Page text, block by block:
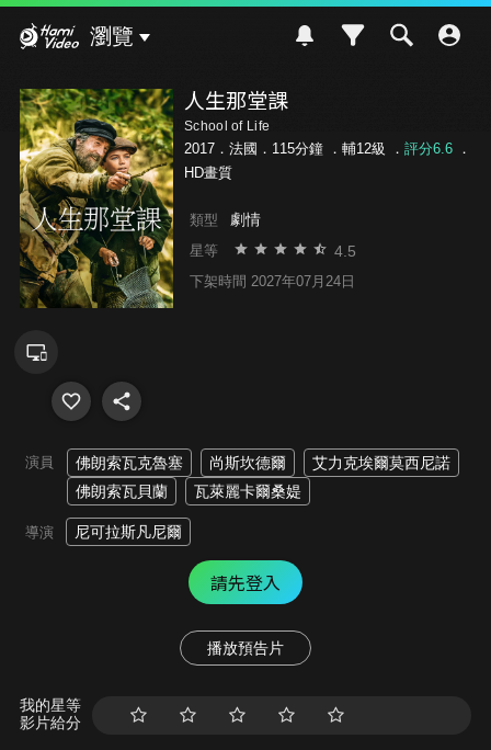
瀏覽
人生那堂課
School of Life
2017．法國．115分鐘 ． 輔12級 ． 評分6.6．
HD畫質
類型 劇情
星等 4.5
下架時間 2027年07月24日
演員 佛朗索瓦克魯塞 尚斯坎德爾
艾力克埃爾莫西尼諾
佛朗索瓦貝蘭
瓦萊麗卡爾桑媞
導演 尼可拉斯凡尼爾
請先登入
播放預告片
我的星等
影片給分